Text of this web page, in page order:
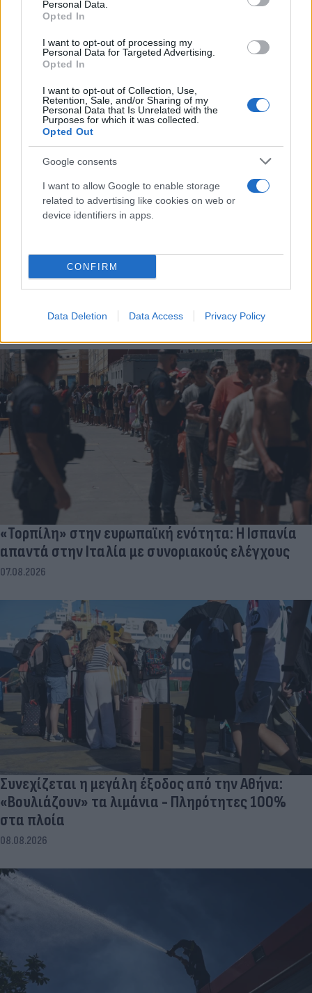
Personal Data.
Opted In
I want to opt-out of processing my
Personal Data for Targeted Advertising.
Opted In
I want to opt-out of Collection, Use,
Retention, Sale, and/or Sharing of my
Personal Data that Is Unrelated with the
Purposes for which it was collected.
Opted Out
Google consents
I want to allow Google to enable storage
related to advertising like cookies on web or
device identifiers in apps.
CONFIRM
Data Deletion Data Access Privacy Policy
Νέο Χωροταξικό για τον Τουρισμό: Ο χάρτης
επενδύσεων, οι περιοχές «υπό πίεση» και
οι νέοι κανόνες
08.08.2026
«Τορπίλη» στην ευρωπαϊκή ενότητα: Η Ισπανία
απαντά στην Ιταλία με συνοριακούς ελέγχους
07.08.2026
Συνεχίζεται η μεγάλη έξοδος από την Αθήνα:
«Βουλιάζουν» τα λιμάνια - Πληρότητες 100%
στα πλοία
08.08.2026